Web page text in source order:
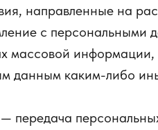
направленные на
с персональными
массовой
данным каким-либо
передача